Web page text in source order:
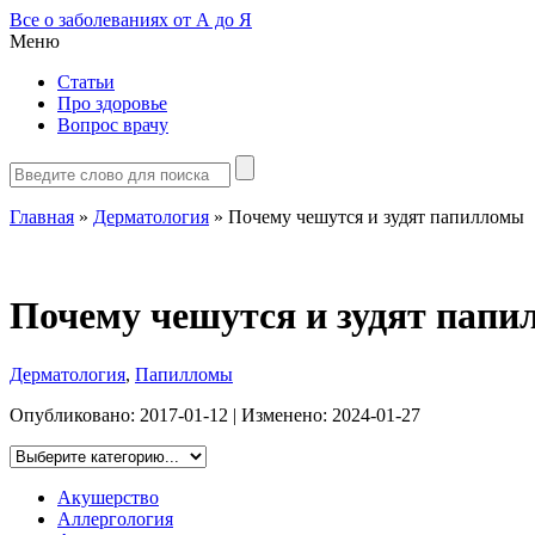
Все о заболеваниях от А до Я
Меню
Статьи
Про здоровье
Вопрос врачу
Главная » Дерматология » Почему чешутся и зудят папилломы
Почему чешутся и зудят
Дерматология, Папилломы
Опубликовано: 2017-01-12 | Изменено: 2024-01-27
Акушерство
Аллергология